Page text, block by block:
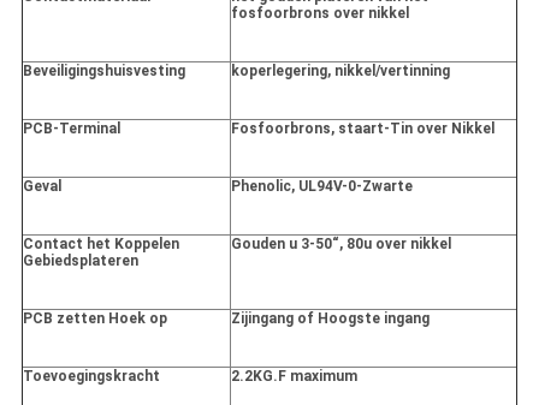
fosfoorbrons over nikkel
Beveiligingshuisvesting koperlegering, nikkel/vertinning
PCB-Terminal Fosfoorbrons, staart-Tin over Nikkel
Geval Phenolic, UL94V-0-Zwarte
Contact het Koppelen
Gebiedsplateren
Gouden u 3-50“, 80u over nikkel
PCB zetten Hoek op Zijingang of Hoogste ingang
Toevoegingskracht 2.2KG.F maximum